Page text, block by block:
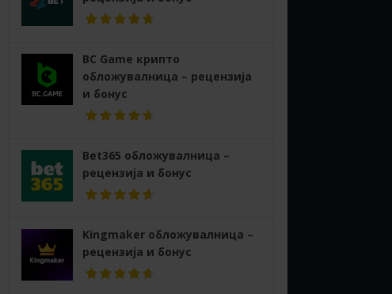
BC Game крипто
обложувалница – рецензија
и бонус
Bet365 обложувалница –
рецензија и бонус
Kingmaker обложувалница –
рецензија и бонус